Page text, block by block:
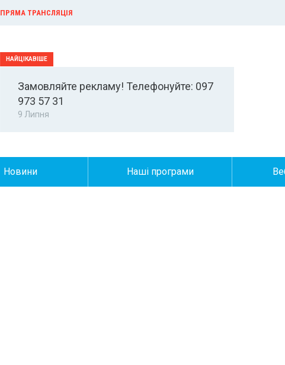
ПРЯМА ТРАНСЛЯЦІЯ
Замовляйте рекламу! Телефонуйте: 097
973 57 31
9 Липня
Новини Наші програми